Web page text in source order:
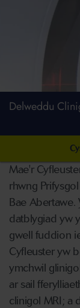
Delweddu
Mae'r
rhwng
Bae Abertawe.
datblygiad yw
gwell fuddion
Cyfleuster yw
ymchwil
ar sail
clinigol MRI; a